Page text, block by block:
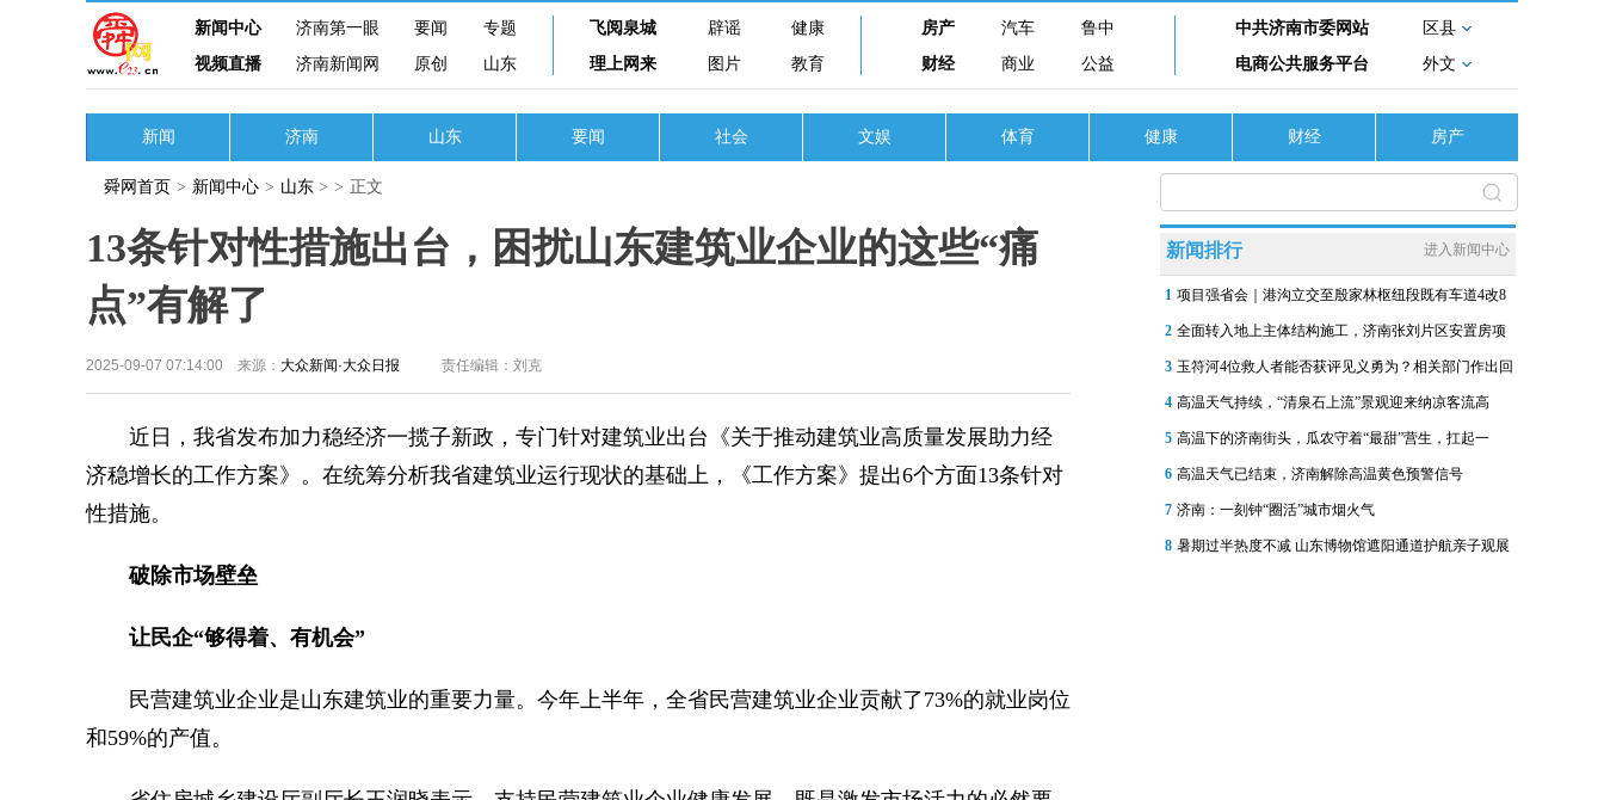
新闻中心 济南第一眼 要闻
专题
视频直播
济南新闻网 原创 山东
飞阅泉城 辟谣
健康
理上网来
图片 教育
房产 汽车
鲁中
财经
商业 公益
中共济南市委网站
区县
电商公共服务平台
外文
新闻 济南 山东 要闻 社会 文娱 体育 健康 财经 房产
舜网首页 > 新闻中心 > 山东 > > 正文
13条针对性措施出台，困扰山东建筑业企业的这些“痛
点”有解了
2025-09-07 07:14:00 来源： 大众新闻·大众日报 责任编辑：刘克
近日，我省发布加力稳经济一揽子新政，专门针对建筑业出台《关于推动建筑业高质量发展助力经
济稳增长的工作方案》。在统筹分析我省建筑业运行现状的基础上，《工作方案》提出6个方面13条针对
性措施。
破除市场壁垒
让民企“够得着、有机会”
民营建筑业企业是山东建筑业的重要力量。今年上半年，全省民营建筑业企业贡献了73%的就业岗位
和59%的产值。
新闻排行 进入新闻中心
1 项目强省会｜港沟立交至殷家林枢纽段既有车道4改8
2 全面转入地上主体结构施工，济南张刘片区安置房项
3 玉符河4位救人者能否获评见义勇为？相关部门作出回
4 高温天气持续，“清泉石上流”景观迎来纳凉客流高
5 高温下的济南街头，瓜农守着“最甜”营生，扛起一
6 高温天气已结束，济南解除高温黄色预警信号
7 济南：一刻钟“圈活”城市烟火气
8 暑期过半热度不减 山东博物馆遮阳通道护航亲子观展